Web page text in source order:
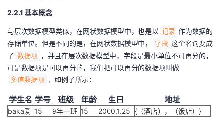
2.2.1 基本概念
与层次数据模型类似，在网状数据模型中，也是以 记录 作为数据的
存储单位。但是不同的是，在网状数据模型中，
字段 这个名词变成
了 数据项 ，并且在层次数据模型中，字段是最小单位不可再分的，
可是数据项是可以再分的，我们把可以再分的数据项叫做
多值数据项 ，如例子所示：
学生名 学号 班级 年龄 生日 地址
baka爱 15 9年一班 15 2000.1.25 {（酒店），（饭店）}